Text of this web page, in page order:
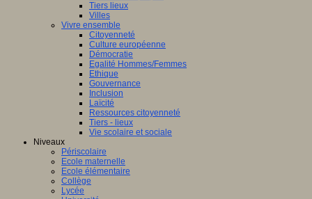
Tiers lieux
Villes
Vivre ensemble
Citoyenneté
Culture européenne
Démocratie
Egalité Hommes/Femmes
Ethique
Gouvernance
Inclusion
Laïcité
Ressources citoyenneté
Tiers - lieux
Vie scolaire et sociale
Niveaux
Périscolaire
Ecole maternelle
Ecole élémentaire
Collège
Lycée